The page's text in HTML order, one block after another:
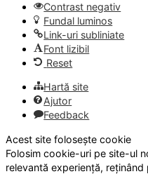
Contrast negativ
Fundal luminos
Link-uri subliniate
Font lizibil
Reset
Hartă site
Ajutor
Feedback
Acest site folosește cookie
Folosim cookie-uri pe site-ul
relevantă experiență,